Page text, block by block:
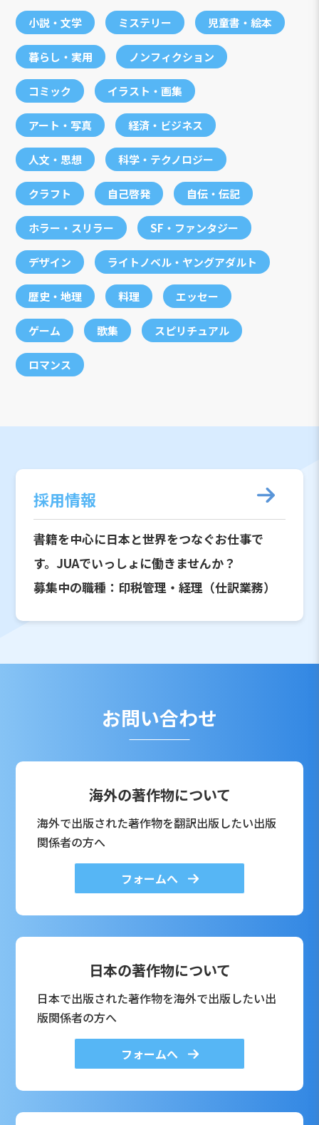
小説・文学 ミステリー 児童書・絵本
暮らし・実用 ノンフィクション
コミック イラスト・画集
アート・写真 経済・ビジネス
人文・思想 科学・テクノロジー
クラフト 自己啓発 自伝・伝記
ホラー・スリラー SF・ファンタジー
デザイン ライトノベル・ヤングアダルト
歴史・地理 料理 エッセー
ゲーム 歌集 スピリチュアル
ロマンス
採用情報
書籍を中心に日本と世界をつなぐお仕事で
す。JUAでいっしょに働きませんか？
募集中の職種：印税管理・経理（仕訳業務）
お問い合わせ
海外の著作物について
海外で出版された著作物を翻訳出版したい出版
関係者の方へ
フォームへ
日本の著作物について
日本で出版された著作物を海外で出版したい出
版関係者の方へ
フォームへ